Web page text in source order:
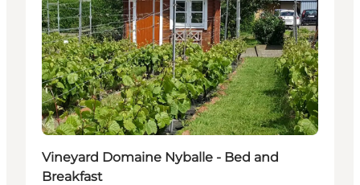
Vineyard Domaine Nyballe - Bed and
Breakfast